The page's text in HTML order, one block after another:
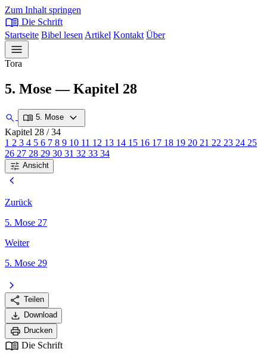
Zum Inhalt springen
menu_book Die Schrift
Startseite Bibel lesen Artikel Kontakt Über
menu
Tora
5. Mose — Kapitel 28
search menu_book 5. Mose expand_more
Kapitel 28 / 34
1 2 3 4 5 6 7 8 9 10 11 12 13 14 15 16 17 18 19 20 21 22 23 24 25
26 27 28 29 30 31 32 33 34
tune Ansicht
chevron_left
Zurück
5. Mose 27
Weiter
5. Mose 29
chevron_right
share Teilen
download Download
print Drucken
menu_book Die Schrift